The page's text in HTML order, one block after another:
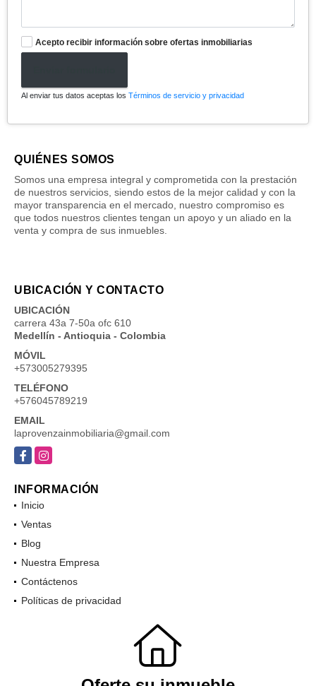
Acepto recibir información sobre ofertas inmobiliarias
Al enviar tus datos aceptas los Términos de servicio y privacidad
QUIÉNES SOMOS
Somos una empresa integral y comprometida con la prestación
de nuestros servicios, siendo estos de la mejor calidad y con la
mayor transparencia en el mercado, nuestro compromiso es
que todos nuestros clientes tengan un apoyo y un aliado en la
venta y compra de sus inmuebles.
UBICACIÓN Y CONTACTO
UBICACIÓN
carrera 43a 7-50a ofc 610
Medellín - Antioquia - Colombia
MÓVIL
+573005279395
TELÉFONO
+576045789219
EMAIL
laprovenzainmobiliaria@gmail.com
FacebookInstagram
INFORMACIÓN
Inicio
Ventas
Blog
Nuestra Empresa
Contáctenos
Políticas de privacidad